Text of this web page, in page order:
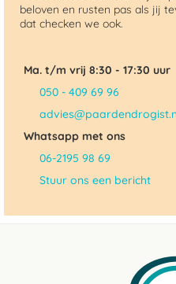
beloven en rusten pas als jij
dat checken we ook.
Ma. t/m vrij 8:30 - 17:30 uur
050 - 409 69 96
Whatsapp met ons
06-2195 98 69
Stuur ons een bericht